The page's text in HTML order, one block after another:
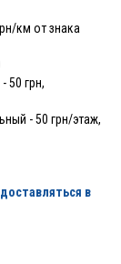
км от знака
50 грн,
- 50 грн/этаж,
в